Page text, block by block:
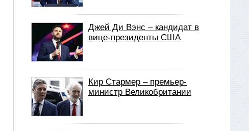
Джей Ди Вэнс – кандидат в
вице-президенты США
Кир Стармер – премьер-
министр Великобритании